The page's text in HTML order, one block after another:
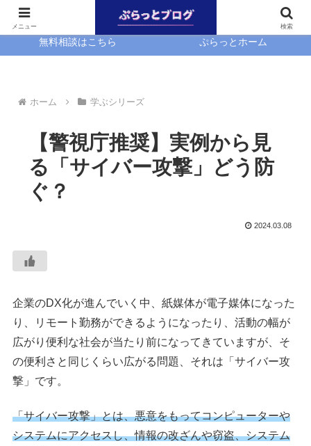
無料相談はこちら ぷらっとホーム
ホーム 学ぶシリーズ
【警視庁推奨】実例から見
る「サイバー攻撃」どう防
ぐ？
2024.03.08
企業のDX化が進んでいく中、紙媒体が電子媒体になった
り、リモート勤務ができるようになったり、活動の幅が
広がり便利な社会が当たり前になってきていますが、そ
の便利さと同じくらい広がる問題、それは「サイバー攻
撃」です。
「サイバー攻撃」とは、悪意をもってコンピューターや
システムにアクセスし、情報の改ざんや窃盗、システム
メニュー 検索